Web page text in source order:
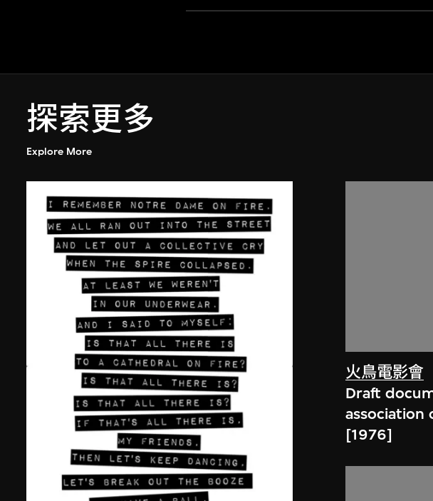
探索更多
Explore More
火鳥電影會
Draft
association
[1976]